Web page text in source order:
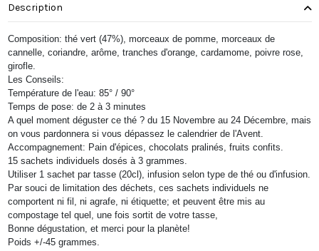
Description
Composition: thé vert (47%), morceaux de pomme, morceaux de
cannelle, coriandre, arôme, tranches d'orange, cardamome, poivre rose,
girofle.
Les Conseils:
Température de l'eau: 85° / 90°
Temps de pose: de 2 à 3 minutes
A quel moment déguster ce thé ? du 15 Novembre au 24 Décembre, mais
on vous pardonnera si vous dépassez le calendrier de l'Avent.
Accompagnement: Pain d'épices, chocolats pralinés, fruits confits.
15 sachets individuels dosés à 3 grammes.
Utiliser 1 sachet par tasse (20cl), infusion selon type de thé ou d'infusion.
Par souci de limitation des déchets, ces sachets individuels ne
comportent ni fil, ni agrafe, ni étiquette; et peuvent être mis au
compostage tel quel, une fois sortit de votre tasse,
Bonne dégustation, et merci pour la planète!
Poids +/-45 grammes.